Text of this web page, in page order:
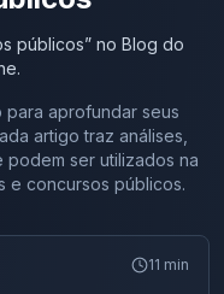
públicos” no Blog do
aprofundar seus
artigo traz análises,
ser utilizados na
e concursos públicos.
11 min